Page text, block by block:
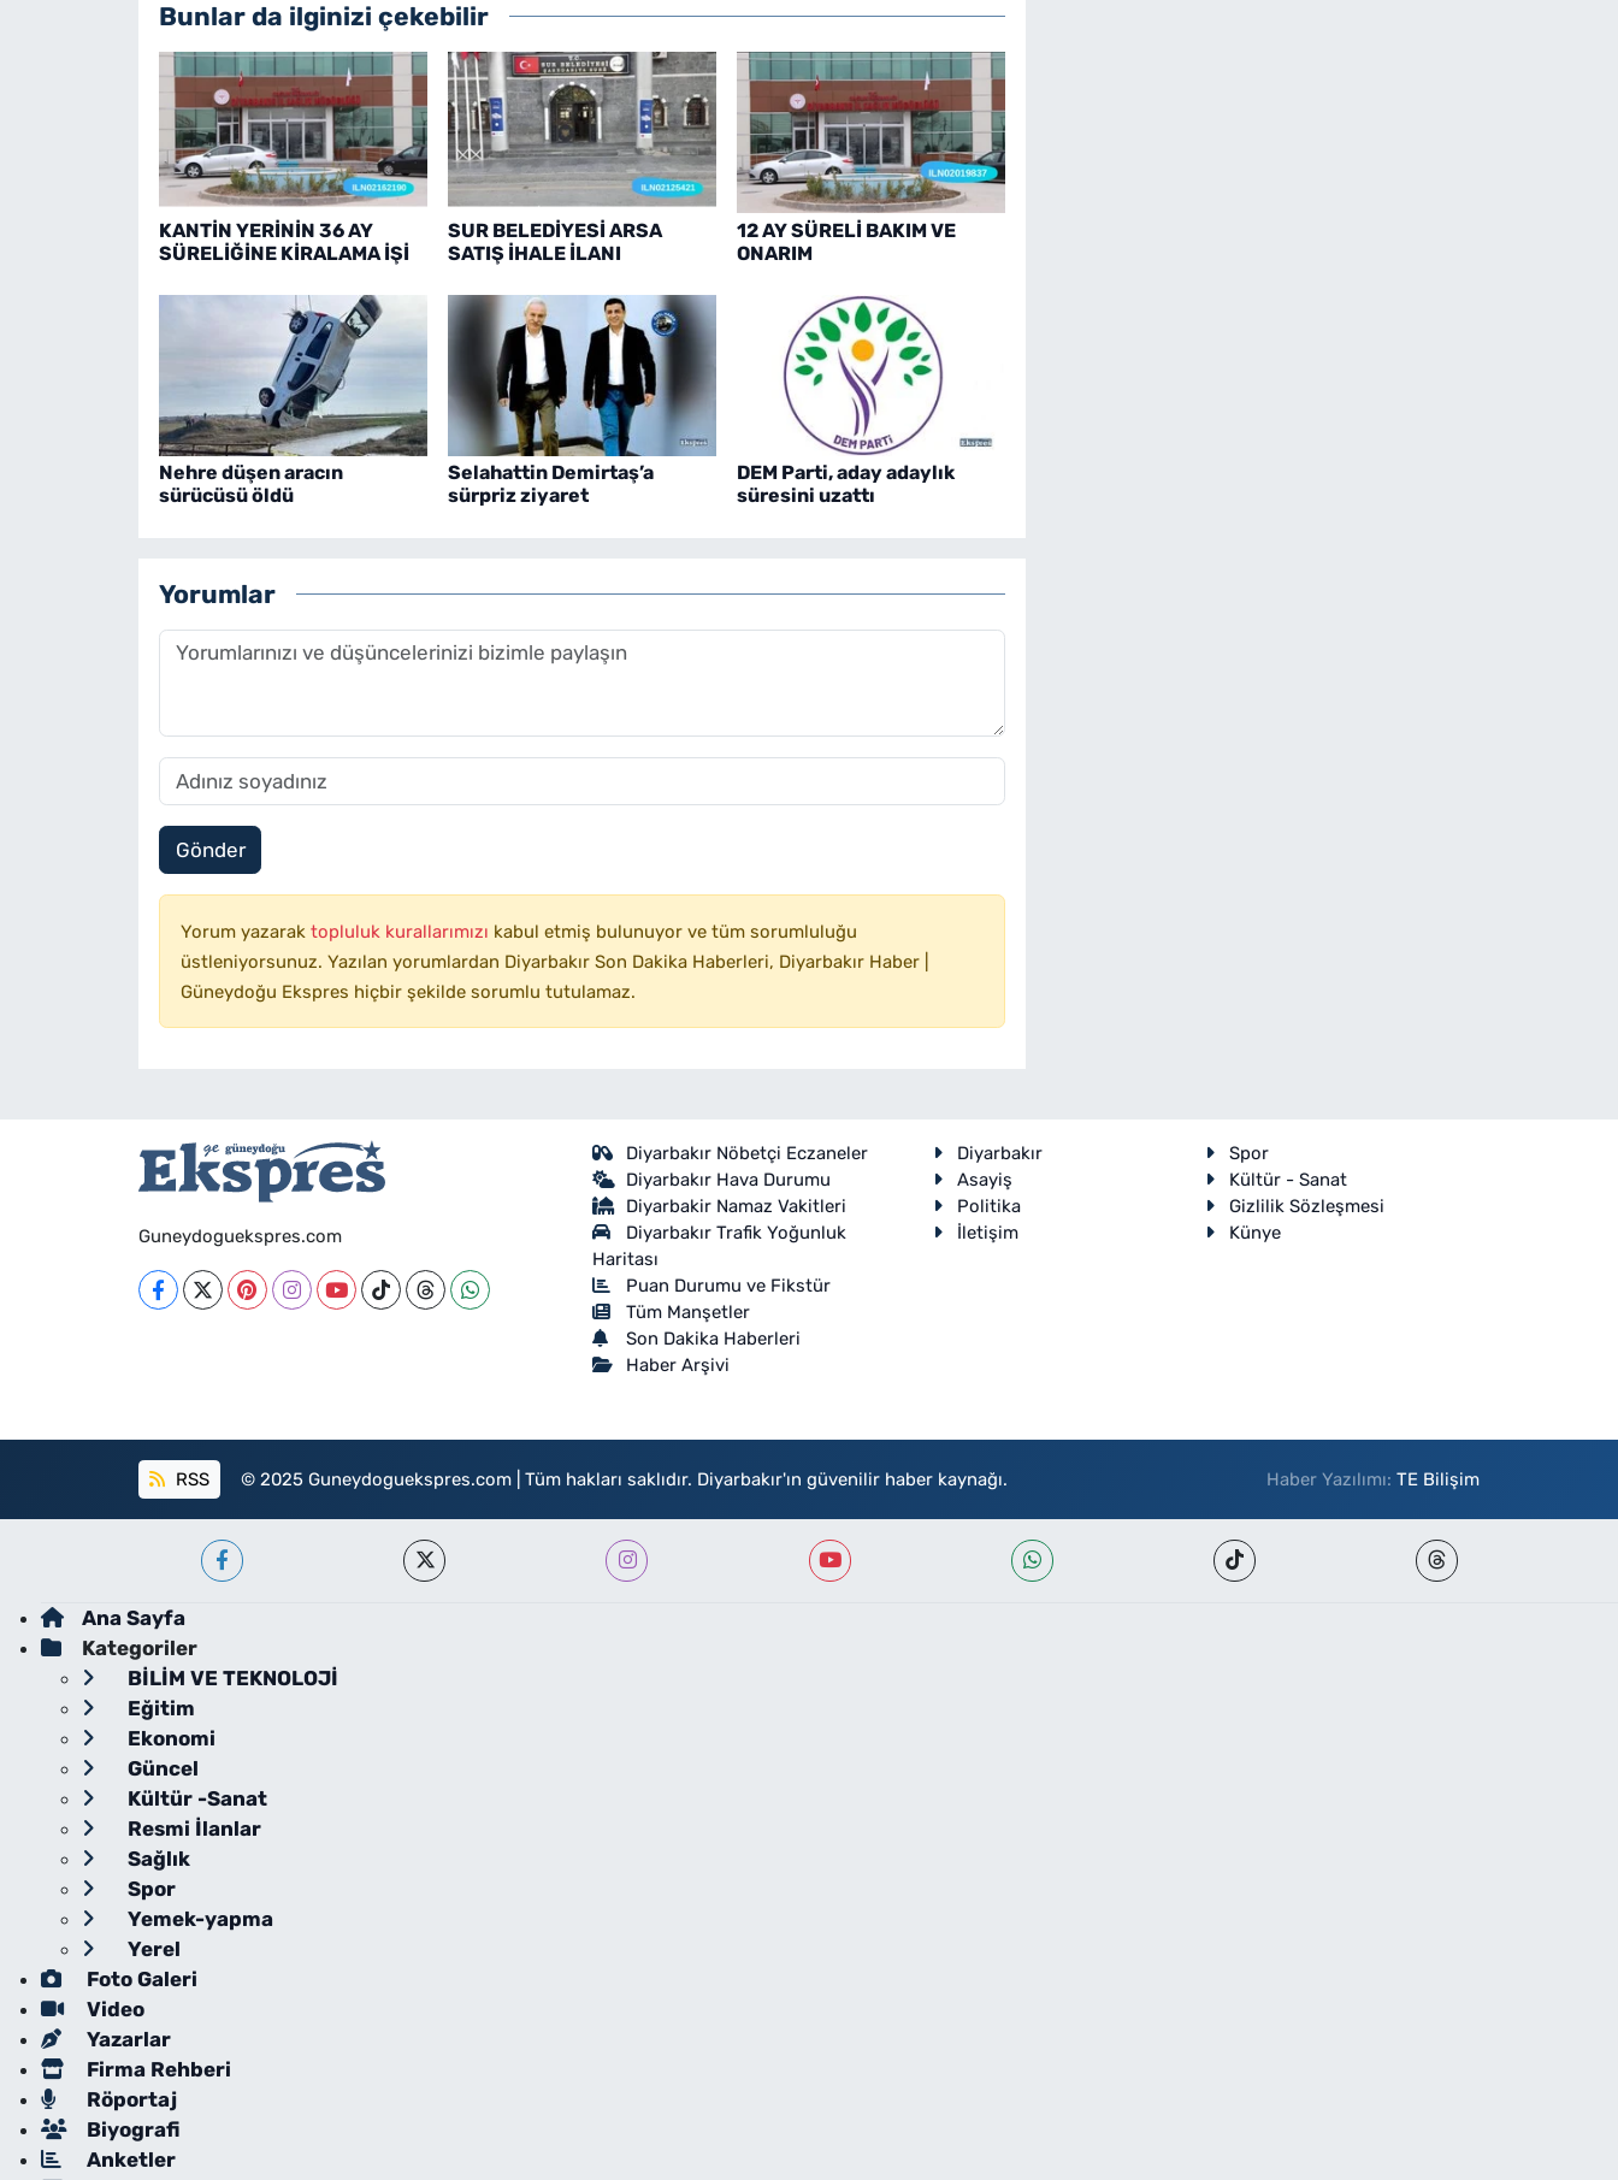
Bunlar da ilginizi çekebilir
KANTİN YERİNİN 36 AY
SÜRELİĞİNE KİRALAMA İŞİ
SUR BELEDİYESİ ARSA
SATIŞ İHALE İLANI
12 AY SÜRELİ BAKIM VE
ONARIM
Nehre düşen aracın
sürücüsü öldü
Selahattin Demirtaş’a
sürpriz ziyaret
DEM Parti, aday adaylık
süresini uzattı
Yorumlar
Gönder
Yorum yazarak topluluk kurallarımızı kabul etmiş bulunuyor ve tüm sorumluluğu
üstleniyorsunuz. Yazılan yorumlardan Diyarbakır Son Dakika Haberleri, Diyarbakır Haber |
Güneydoğu Ekspres hiçbir şekilde sorumlu tutulamaz.
Guneydoguekspres.com
Diyarbakır Nöbetçi Eczaneler
Diyarbakır Hava Durumu
Diyarbakir Namaz Vakitleri
Diyarbakır Trafik Yoğunluk
Haritası
Puan Durumu ve Fikstür
Tüm Manşetler
Son Dakika Haberleri
Haber Arşivi
Diyarbakır
Spor
Asayiş
Kültür - Sanat
Politika
Gizlilik Sözleşmesi
İletişim
Künye
RSS © 2025 Guneydoguekspres.com | Tüm hakları saklıdır. Diyarbakır'ın güvenilir haber kaynağı. Haber Yazılımı:TE Bilişim
Ana Sayfa
Kategoriler
BİLİM VE TEKNOLOJİ
Eğitim
Ekonomi
Güncel
Kültür -Sanat
Resmi İlanlar
Sağlık
Spor
Yemek-yapma
Yerel
Foto Galeri
Video
Yazarlar
Firma Rehberi
Röportaj
Biyografi
Anketler